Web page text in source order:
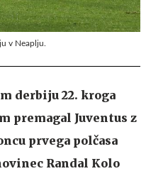
v Neaplju.
derbiju 22. kroga
premagal Juventus z
prvega polčasa
Randal Kolo